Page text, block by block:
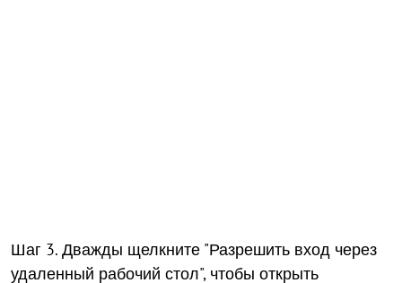
Шаг 3. Дважды щелкните "Разрешить вход через
удаленный рабочий стол", чтобы открыть